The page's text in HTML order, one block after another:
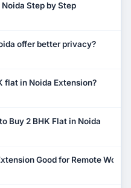
Step by Step
offer better privacy?
flat in Noida Extension?
Buy 2 BHK Flat in Noida
Good for Remote Work?